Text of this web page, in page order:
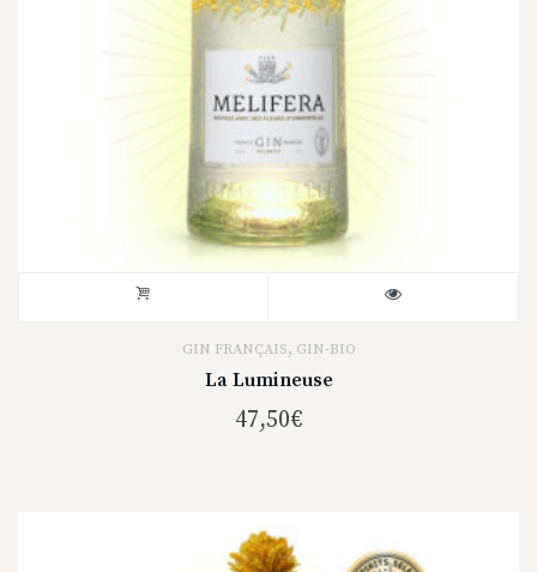
GIN FRANÇAIS, GIN-BIO
La Lumineuse
47,50€